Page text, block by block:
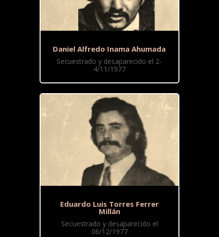
Daniel Alfredo Inama Ahumada
Secuestrado y desaparecido el 2-
4/11/1977
Eduardo Luis Torres Ferrer
Millán
Secuestrado y desaparecido el
06/12/1977